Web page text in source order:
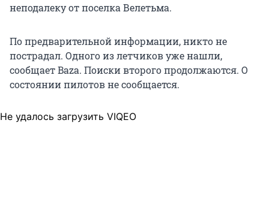
неподалеку от поселка Велетьма.
По предварительной информации, никто не
пострадал. Одного из летчиков уже нашли,
сообщает Baza. Поиски второго продолжаются. О
состоянии пилотов не сообщается.
Не удалось загрузить VIQEO